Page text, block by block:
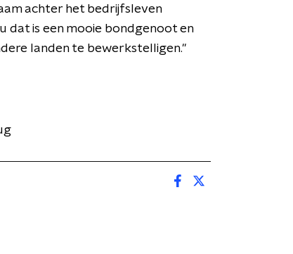
achter het bedrijfsleven
dat is een mooie bondgenoot en
landen te bewerkstelligen."